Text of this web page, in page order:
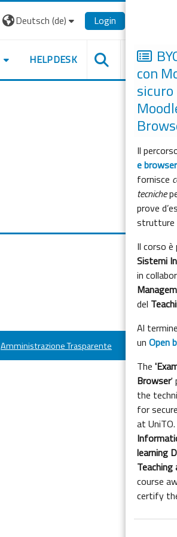
con
Il
e
fornisce
tecniche
prove
strutture
Il corso
Sistemi
in
del
Al
unOpen
The
Browser'
the
for
at
learning
Teaching
course
certify
Deutsch ‎(de)‎ Login
HELPDESK
Amministrazione Trasparente